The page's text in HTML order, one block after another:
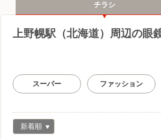
チラシ
上野幌駅（北海道）周辺の眼
スーパー ファッション
新着順